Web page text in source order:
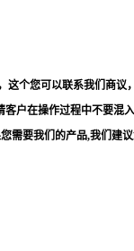
个您可以联系我们商
户在操作过程中不要混入
需要我们的产品,我们建